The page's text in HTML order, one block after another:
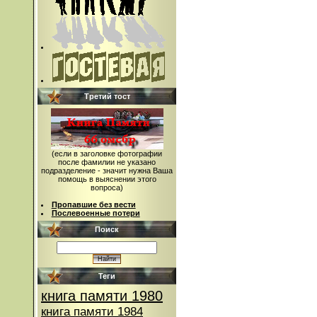
Третий тост
(если в заголовке фотографии
после фамилии не указано
подразделение - значит нужна Ваша
помощь в выяснении этого
вопроса)
Пропавшие без вести
Послевоенные потери
Поиск
Теги
книга памяти 1980
книга памяти 1984